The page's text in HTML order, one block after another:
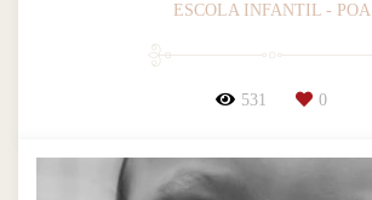
ESCOLA INFANTIL - POA
531 0